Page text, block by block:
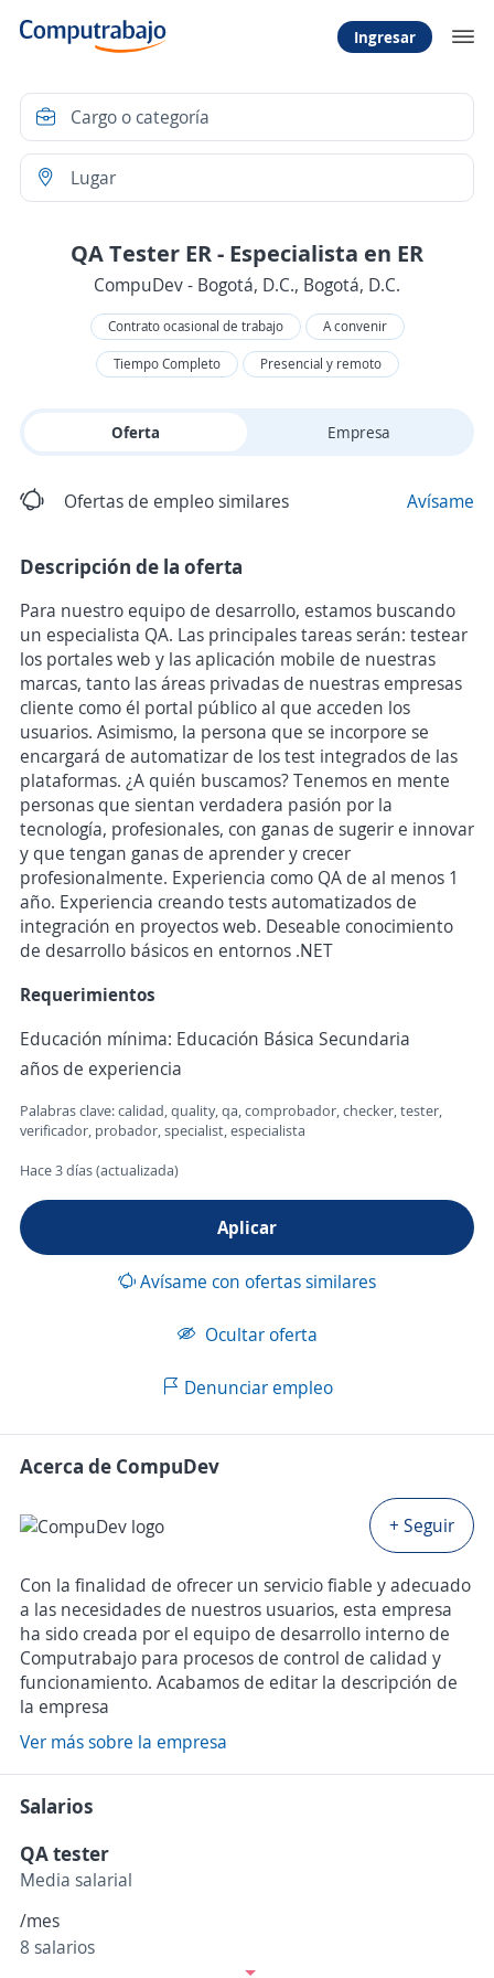
Ingresar
QA Tester ER - Especialista en ER
CompuDev - Bogotá, D.C., Bogotá, D.C.
Contrato ocasional de trabajo
A convenir
Tiempo Completo
Presencial y remoto
Oferta Empresa
Ofertas de empleo similares Avísame
Descripción de la oferta
Para nuestro equipo de desarrollo, estamos buscando
un especialista QA. Las principales tareas serán: testear
los portales web y las aplicación mobile de nuestras
marcas, tanto las áreas privadas de nuestras empresas
cliente como él portal público al que acceden los
usuarios. Asimismo, la persona que se incorpore se
encargará de automatizar de los test integrados de las
plataformas. ¿A quién buscamos? Tenemos en mente
personas que sientan verdadera pasión por la
tecnología, profesionales, con ganas de sugerir e innovar
y que tengan ganas de aprender y crecer
profesionalmente. Experiencia como QA de al menos 1
año. Experiencia creando tests automatizados de
integración en proyectos web. Deseable conocimiento
de desarrollo básicos en entornos .NET
Requerimientos
Educación mínima: Educación Básica Secundaria
años de experiencia
Palabras clave: calidad, quality, qa, comprobador, checker, tester,
verificador, probador, specialist, especialista
Hace 3 días (actualizada)
Aplicar
Avísame con ofertas similares
Ocultar oferta
Denunciar empleo
Acerca de CompuDev
+ Seguir
Con la finalidad de ofrecer un servicio fiable y adecuado
a las necesidades de nuestros usuarios, esta empresa
ha sido creada por el equipo de desarrollo interno de
Computrabajo para procesos de control de calidad y
funcionamiento. Acabamos de editar la descripción de
la empresa
Ver más sobre la empresa
Salarios
QA tester
Media salarial
/mes
8 salarios